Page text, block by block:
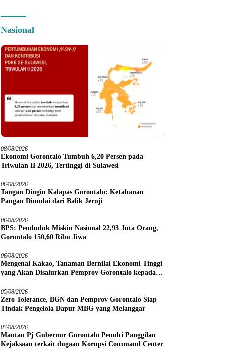
Nasional
08/08/2026
Ekonomi Gorontalo Tumbuh 6,20 Persen pada
Triwulan II 2026, Tertinggi di Sulawesi
06/08/2026
Tangan Dingin Kalapas Gorontalo: Ketahanan
Pangan Dimulai dari Balik Jeruji
06/08/2026
BPS: Penduduk Miskin Nasional 22,93 Juta Orang,
Gorontalo 150,60 Ribu Jiwa
06/08/2026
Mengenal Kakao, Tanaman Bernilai Ekonomi Tinggi
yang Akan Disalurkan Pemprov Gorontalo kepada
05/08/2026
Zero Tolerance, BGN dan Pemprov Gorontalo Siap
Tindak Pengelola Dapur MBG yang Melanggar
03/08/2026
Mantan Pj Gubernur Gorontalo Penuhi Panggilan
Kejaksaan terkait dugaan Korupsi Command Center